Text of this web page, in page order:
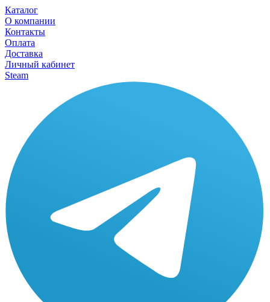
Каталог
О компании
Контакты
Оплата
Доставка
Личный кабинет
Steam